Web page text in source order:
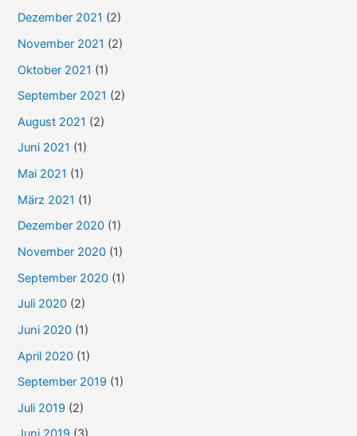
Dezember 2021 (2)
November 2021 (2)
Oktober 2021 (1)
September 2021 (2)
August 2021 (2)
Juni 2021 (1)
Mai 2021 (1)
März 2021 (1)
Dezember 2020 (1)
November 2020 (1)
September 2020 (1)
Juli 2020 (2)
Juni 2020 (1)
April 2020 (1)
September 2019 (1)
Juli 2019 (2)